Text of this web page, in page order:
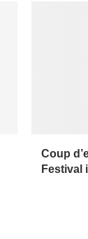
Coup
Festival